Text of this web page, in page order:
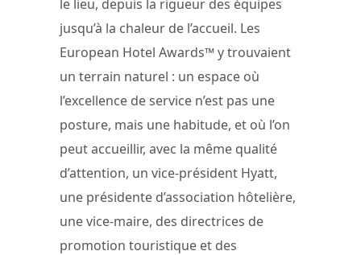
le lieu, depuis la rigueur des équipes
jusqu’à la chaleur de l’accueil. Les
European Hotel Awards™ y trouvaient
un terrain naturel : un espace où
l’excellence de service n’est pas une
posture, mais une habitude, et où l’on
peut accueillir, avec la même qualité
d’attention, un vice-président Hyatt,
une présidente d’association hôtelière,
une vice-maire, des directrices de
promotion touristique et des